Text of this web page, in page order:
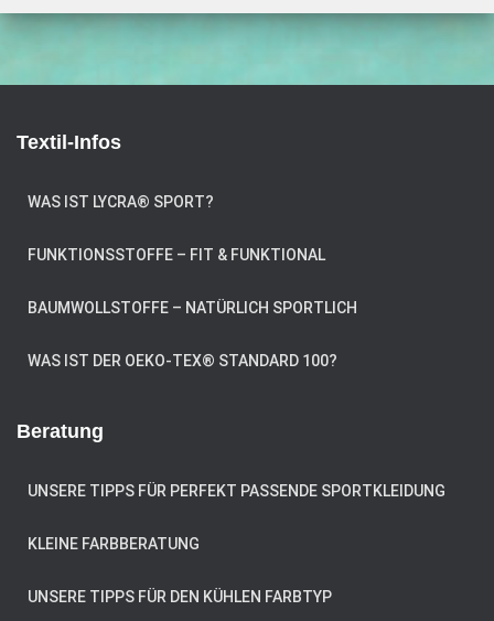
Textil-Infos
WAS IST LYCRA® SPORT?
FUNKTIONSSTOFFE – FIT & FUNKTIONAL
BAUMWOLLSTOFFE – NATÜRLICH SPORTLICH
WAS IST DER OEKO-TEX® STANDARD 100?
Beratung
UNSERE TIPPS FÜR PERFEKT PASSENDE SPORTKLEIDUNG
KLEINE FARBBERATUNG
UNSERE TIPPS FÜR DEN KÜHLEN FARBTYP